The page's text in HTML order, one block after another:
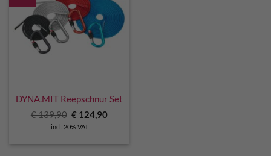
DYNA.MIT Reepschnur Set
€139,90 Original
was:
€ 124,90Current
incl. 20% VAT